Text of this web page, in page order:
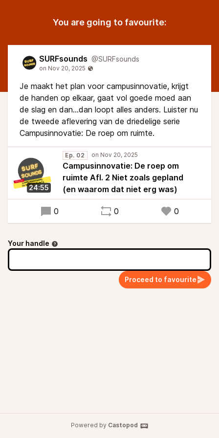
You are going to favourite:
SURFsounds @SURFsounds
Je maakt het plan voor campusinnovatie, krijgt
de handen op elkaar, gaat vol goede moed aan
de slag en dan...dan loopt alles anders. Luister nu
de tweede aflevering van de driedelige serie
Campusinnovatie: De roep om ruimte.
24:55
Ep. 02
Campusinnovatie: De roep om
ruimte Afl. 2 Niet zoals gepland
(en waarom dat niet erg was)
0 0 0
Your handle
Proceed to favourite
Powered by Castopod